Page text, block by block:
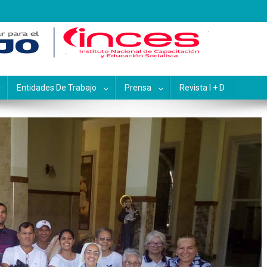
y Educación
Entidades De Trabajo Prensa Revista I + D